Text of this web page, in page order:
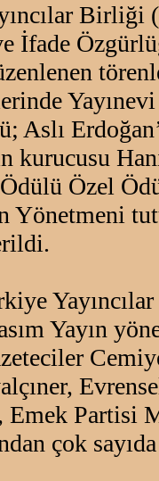
Birliği
İfade
Aslı
kurucusu
Özel
Yönetmeni
Yayın
Emek Partisi
çok